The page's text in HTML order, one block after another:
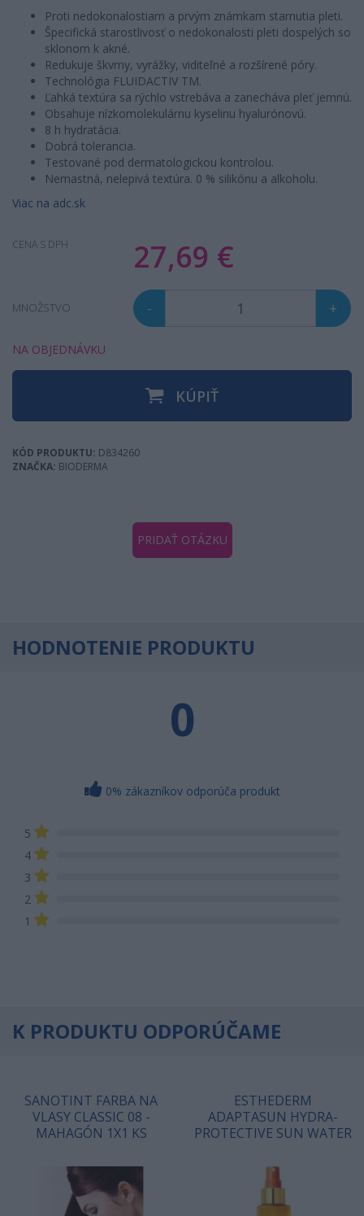
Proti nedokonalostiam a prvým známkam starnutia pleti.
Špecifická starostlivosť o nedokonalosti pleti dospelých so
sklonom k akné.
Redukuje škvrny, vyrážky, viditeľné a rozšírené póry.
Technológia FLUIDACTIV TM.
Ľahká textúra sa rýchlo vstrebáva a zanecháva pleť jemnú.
Obsahuje nízkomolekulárnu kyselinu hyalurónovú.
8 h hydratácia.
Dobrá tolerancia.
Testované pod dermatologickou kontrolou.
Nemastná, nelepivá textúra. 0 % silikónu a alkoholu.
Viac na adc.sk
CENA S DPH 27,69 €
MNOŽSTVO - +
NA OBJEDNÁVKU
KÚPIŤ
KÓD PRODUKTU: D834260
ZNAČKA: BIODERMA
PRIDAŤ OTÁZKU
HODNOTENIE PRODUKTU
0
0% zákazníkov odporúča produkt
5
4
3
2
1
K PRODUKTU ODPORÚČAME
SANOTINT FARBA NA
VLASY CLASSIC 08 -
MAHAGÓN 1X1 KS
ESTHEDERM
ADAPTASUN HYDRA-
PROTECTIVE SUN WATER